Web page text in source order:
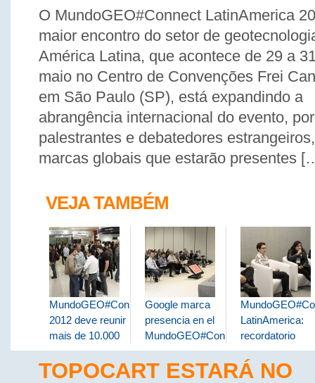
O MundoGEO#Connect LatinAmerica
maior encontro do setor de
América Latina, que acontece de 29 a
maio no Centro de Convenções Frei
em São Paulo (SP), está expandindo a
abrangência internacional do evento,
palestrantes e debatedores
marcas globais que estarão presentes
VEJA TAMBÉM
MundoGEO#Connect
2012 deve reunir
mais de 10.000
Google marca
presencia en el
MundoGEO#Connect
LatinAmerica:
recordatorio
TOPOCART ESTARÁ NO